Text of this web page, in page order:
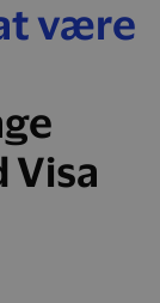
være
Visa